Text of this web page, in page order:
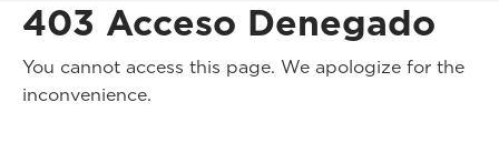
403 Acceso Denegado
You cannot access this page. We apologize for the
inconvenience.